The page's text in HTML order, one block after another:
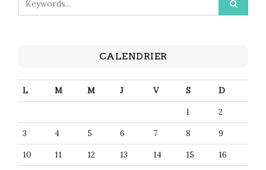
CALENDRIER
L M M J V S
D
1
2
3
4 5 6 7 8
9
10
11 12 13 14 15
16